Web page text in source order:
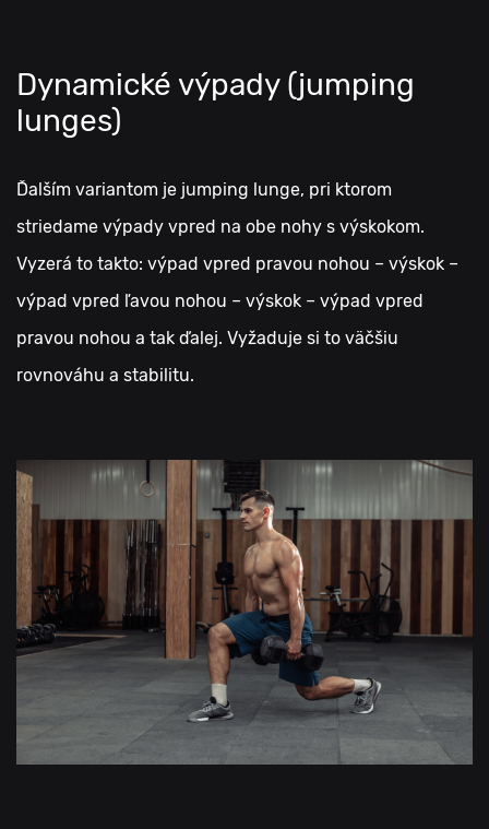
Dynamické výpady (jumping
lunges)
Ďalším variantom je jumping lunge, pri ktorom
striedame výpady vpred na obe nohy s výskokom.
Vyzerá to takto: výpad vpred pravou nohou – výskok –
výpad vpred ľavou nohou – výskok – výpad vpred
pravou nohou a tak ďalej. Vyžaduje si to väčšiu
rovnováhu a stabilitu.